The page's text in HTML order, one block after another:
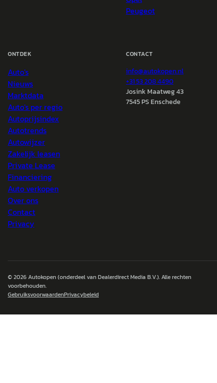
Peugeot
ONTDEK
Auto's
Nieuws
Marktdata
Auto's per regio
Autoprijsindex
Autotrends
Autowijzer
Zakelijk leasen
Private Lease
Financiering
Auto verkopen
Over ons
Contact
Privacy
CONTACT
info@autokopen.nl
+31 53 208 4490
Josink Maatweg 43
7545 PS Enschede
© 2026Autokopen(onderdeel van Dealerdirect Media B.V.). Alle rechten
voorbehouden.
GebruiksvoorwaardenPrivacybeleid